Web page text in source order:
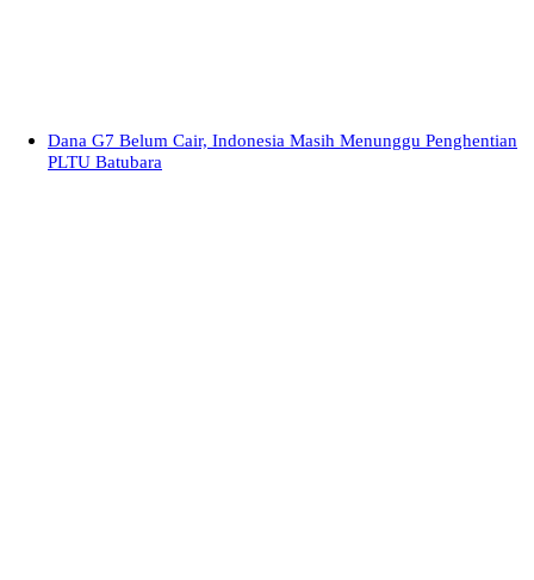
Dana G7 Belum Cair, Indonesia Masih Menunggu Penghentian
PLTU Batubara